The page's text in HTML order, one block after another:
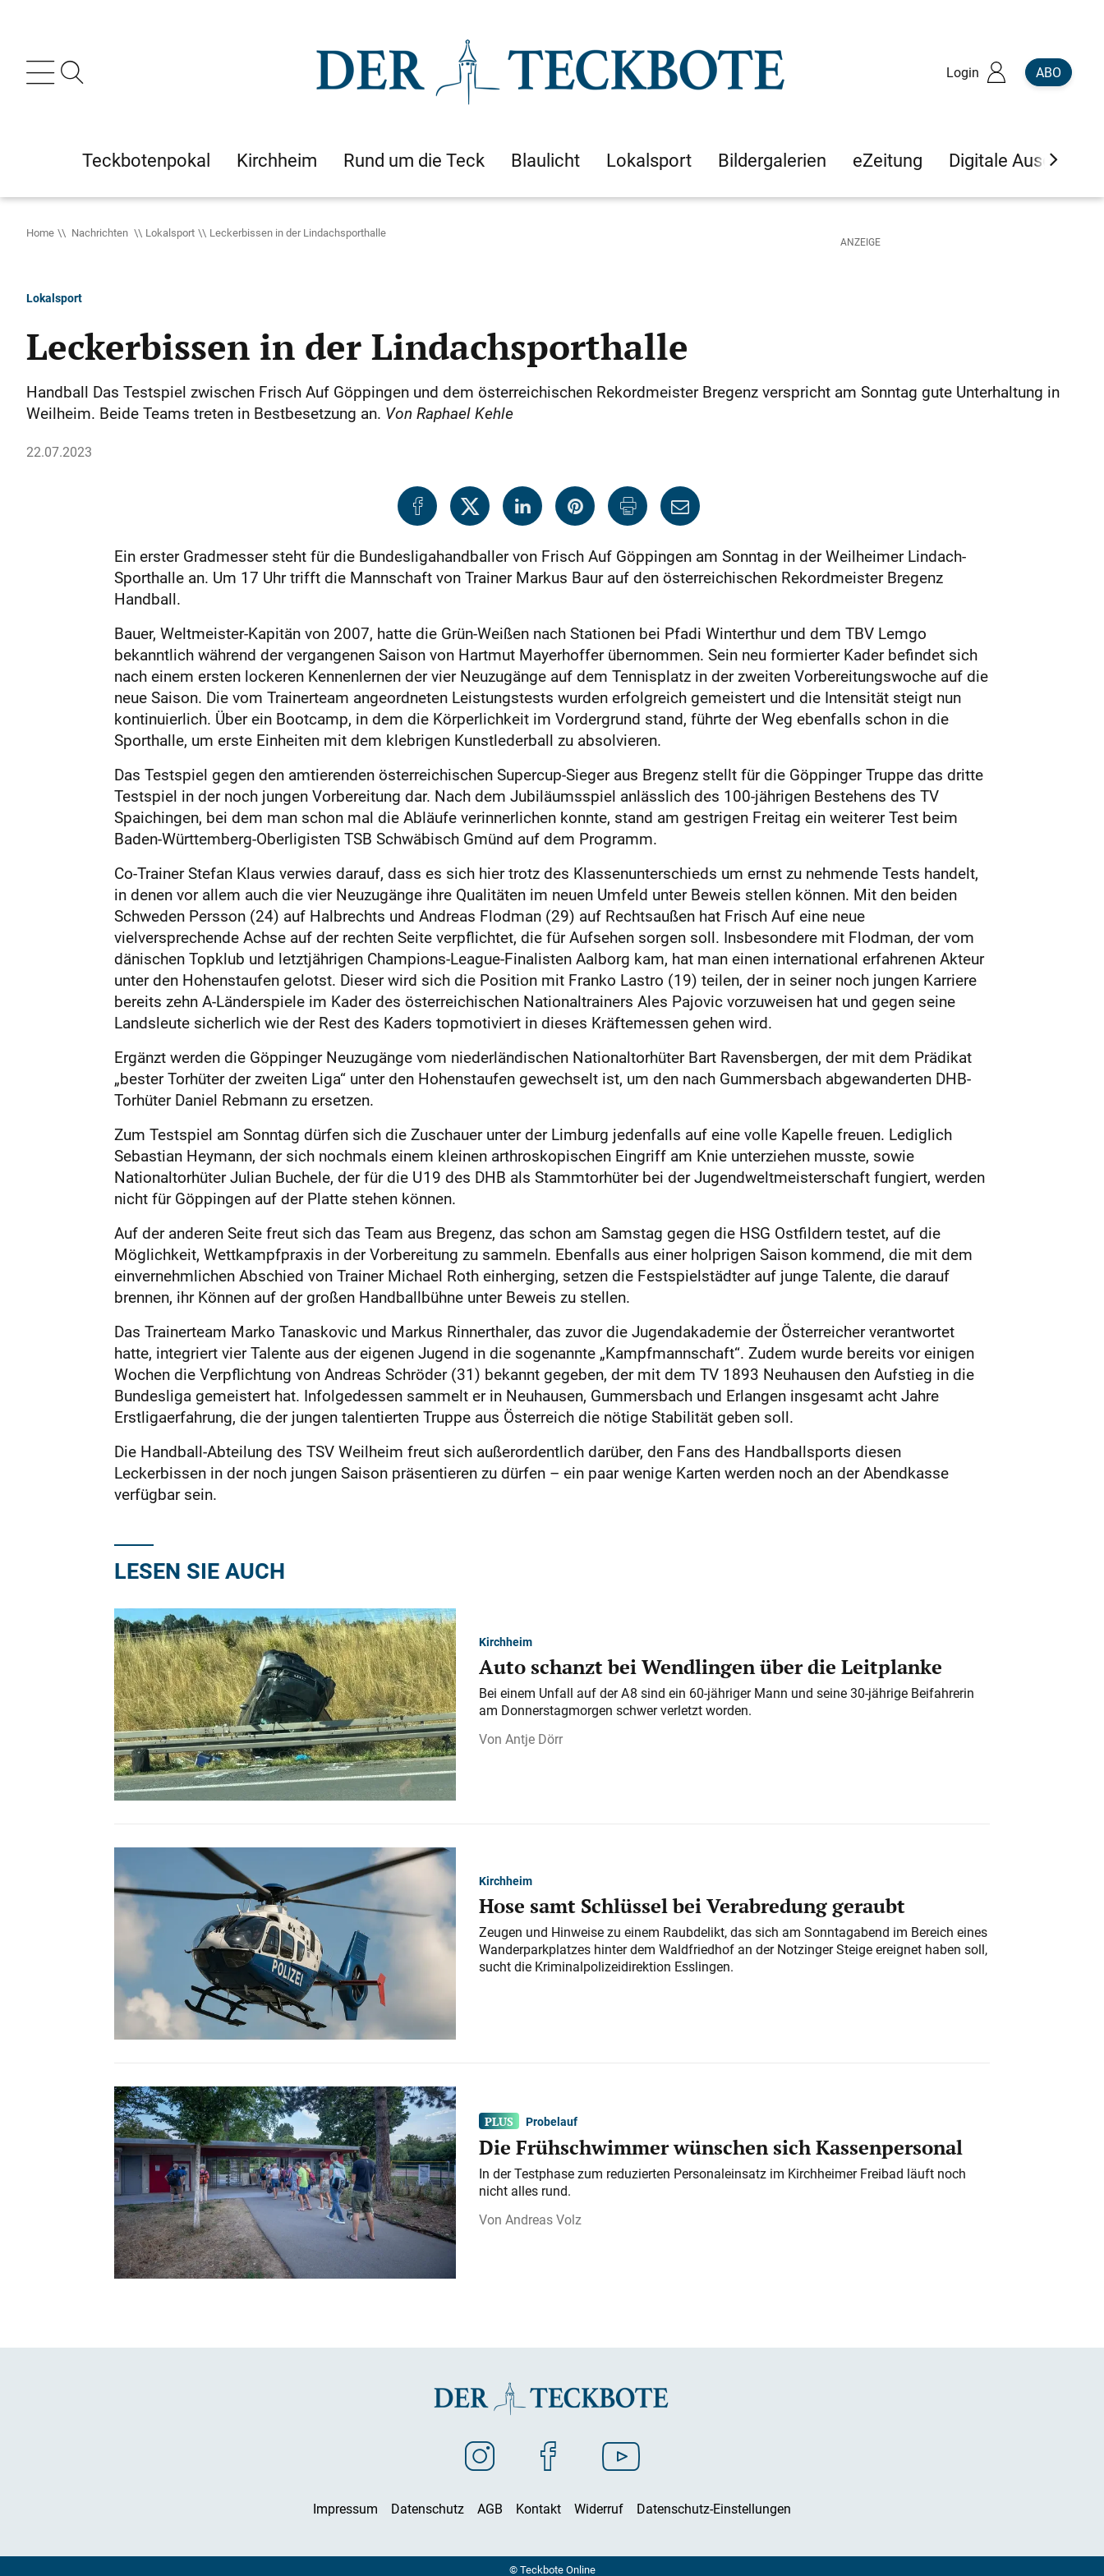
Login ABO
Teckbotenpokal Kirchheim Rund um die Teck Blaulicht Lokalsport Bildergalerien eZeitung Digitale Ausgaben
Home Nachrichten Lokalsport Leckerbissen in der Lindachsporthalle
Lokalsport
Leckerbissen in der Lindachsporthalle
Handball Das Testspiel zwischen Frisch Auf Göppingen und dem österreichischen Rekordmeister Bregenz verspricht am Sonntag gute Unterhaltung in
Weilheim. Beide Teams treten in Bestbesetzung an. Von Raphael Kehle
22.07.2023
Ein erster Gradmesser steht für die Bundesligahandballer von Frisch Auf Göppingen am Sonntag in der Weilheimer Lindach-
Sporthalle an. Um 17 Uhr trifft die Mannschaft von Trainer Markus Baur auf den österreichischen Rekordmeister Bregenz
Handball.
Bauer, Weltmeister-Kapitän von 2007, hatte die Grün-Weißen nach Stationen bei Pfadi Winterthur und dem TBV Lemgo
bekanntlich während der vergangenen Saison von Hartmut Mayerhoffer übernommen. Sein neu formierter Kader befindet sich
nach einem ersten lockeren Kennenlernen der vier Neuzugänge auf dem Tennisplatz in der zweiten Vorbereitungswoche auf die
neue Saison. Die vom Trainerteam angeordneten Leistungstests wurden erfolgreich gemeistert und die Intensität steigt nun
kontinuierlich. Über ein Bootcamp, in dem die Körperlichkeit im Vordergrund stand, führte der Weg ebenfalls schon in die
Sporthalle, um erste Einheiten mit dem klebrigen Kunstlederball zu absolvieren.
Das Testspiel gegen den amtierenden österreichischen Supercup-Sieger aus Bregenz stellt für die Göppinger Truppe das dritte
Testspiel in der noch jungen Vorbereitung dar. Nach dem Jubiläumsspiel anlässlich des 100-jährigen Bestehens des TV
Spaichingen, bei dem man schon mal die Abläufe verinnerlichen konnte, stand am gestrigen Freitag ein weiterer Test beim
Baden-Württemberg-Oberligisten TSB Schwäbisch Gmünd auf dem Programm.
Co-Trainer Stefan Klaus verwies darauf, dass es sich hier trotz des Klassenunterschieds um ernst zu nehmende Tests handelt,
in denen vor allem auch die vier Neuzugänge ihre Qualitäten im neuen Umfeld unter Beweis stellen können. Mit den beiden
Schweden Persson (24) auf Halbrechts und Andreas Flodman (29) auf Rechtsaußen hat Frisch Auf eine neue
vielversprechende Achse auf der rechten Seite verpflichtet, die für Aufsehen sorgen soll. Insbesondere mit Flodman, der vom
dänischen Topklub und letztjährigen Champions-League-Finalisten Aalborg kam, hat man einen international erfahrenen Akteur
unter den Hohenstaufen gelotst. Dieser wird sich die Position mit Franko Lastro (19) teilen, der in seiner noch jungen Karriere
bereits zehn A-Länderspiele im Kader des österreichischen Nationaltrainers Ales Pajovic vorzuweisen hat und gegen seine
Landsleute sicherlich wie der Rest des Kaders topmotiviert in dieses Kräftemessen gehen wird.
Ergänzt werden die Göppinger Neuzugänge vom niederländischen Nationaltorhüter Bart Ravensbergen, der mit dem Prädikat
„bester Torhüter der zweiten Liga“ unter den Hohenstaufen gewechselt ist, um den nach Gummersbach abgewanderten DHB-
Torhüter Daniel Rebmann zu ersetzen.
Zum Testspiel am Sonntag dürfen sich die Zuschauer unter der Limburg jedenfalls auf eine volle Kapelle freuen. Lediglich
Sebas­tian Heymann, der sich nochmals einem kleinen arthroskopischen Eingriff am Knie unterziehen musste, sowie
Nationaltorhüter Julian Buchele, der für die U 19 des DHB als Stammtorhüter bei der Jugendweltmeisterschaft fungiert, werden
nicht für Göppingen auf der Platte stehen können.
Auf der anderen Seite freut sich das Team aus Bregenz, das schon am Samstag gegen die HSG Ostfildern testet, auf die
Möglichkeit, Wettkampfpraxis in der Vorbereitung zu sammeln. Ebenfalls aus einer holprigen Saison kommend, die mit dem
einvernehmlichen Abschied von Trainer Michael Roth einherging, setzen die Festspielstädter auf junge Talente, die darauf
brennen, ihr Können auf der großen Handballbühne unter Beweis zu stellen.
Das Trainerteam Marko Tanaskovic und Markus Rinnertha­ler, das zuvor die Jugendakademie der Österreicher verantwortet
hatte, integriert vier Talente aus der eigenen Jugend in die sogenannte „Kampfmannschaft“. Zudem wurde bereits vor einigen
Wochen die Verpflichtung von Andreas Schröder (31) bekannt gegeben, der mit dem TV 1893 Neuhausen den Aufstieg in die
Bundesliga gemeistert hat. Infolgedessen sammelt er in Neuhausen, Gummersbach und Erlangen insgesamt acht Jahre
Erstligaerfahrung, die der jungen talentierten Truppe aus ­Österreich die nötige Stabilität geben soll.
Die Handball-Abteilung des TSV Weilheim freut sich außerordentlich darüber, den Fans des Handballsports diesen
Leckerbissen in der noch jungen Saison präsentieren zu dürfen – ein paar wenige Karten werden noch an der Abendkasse
verfügbar sein.
LESEN SIE AUCH
Kirchheim
Auto schanzt bei Wendlingen über die Leitplanke
Bei einem Unfall auf der A 8 sind ein 60-jähriger Mann und seine 30-jährige Beifahrerin
am Donnerstagmorgen schwer verletzt worden.
Antje Dörr
Kirchheim
Hose samt Schlüssel bei Verabredung geraubt
Zeugen und Hinweise zu einem Raubdelikt, das sich am Sonntagabend im Bereich eines
Wanderparkplatzes hinter dem Waldfriedhof an der Notzinger Steige ereignet haben soll,
sucht die Kriminalpolizeidirektion Esslingen.
Probelauf
Die Frühschwimmer wünschen sich Kassenpersonal
In der Testphase zum reduzierten Personaleinsatz im Kirchheimer Freibad läuft noch
nicht alles rund.
Andreas Volz
Impressum Datenschutz AGB Kontakt Widerruf Datenschutz-Einstellungen
© Teckbote Online